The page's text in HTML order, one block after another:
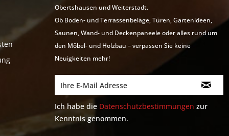
Obertshausen und Weiterstadt.
Ob Boden- und Terrassenbeläge, Türen, Gartenideen,
Saunen, Wand- und Deckenpaneele oder alles rund um
den Möbel- und Holzbau – verpassen Sie keine
Neuigkeiten mehr!
Ich habe die Datenschutzbestimmungen zur
Kenntnis genommen.